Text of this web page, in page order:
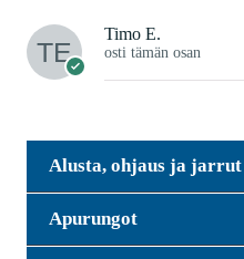
Alusta, ohjaus ja jarrut
Apurungot
Timo E.
osti tämän osan